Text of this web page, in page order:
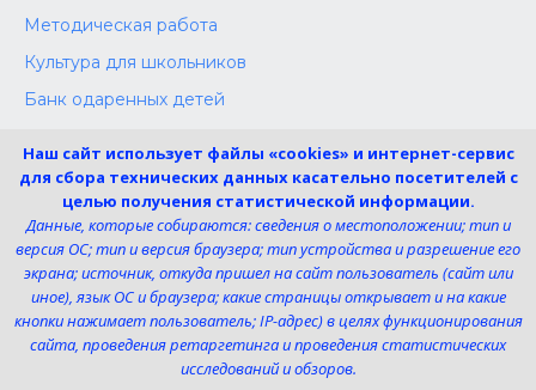
Методическая работа
Культура для школьников
Банк одаренных детей
Независимая оценка
Меры поддержки участников СВО
Телефон:
8 (4725) 240725
Электронная почта:
uk-dshi1@belgov.ru
Наш сайт использует файлы «cookies» и интернет-сервис
для сбора технических данных касательно посетителей с
целью получения статистической информации.
Данные, которые собираются: сведения о местоположении; тип и
версия ОС; тип и версия браузера; тип устройства и разрешение его
экрана; источник, откуда пришел на сайт пользователь (сайт или
иное), язык ОС и браузера; какие страницы открывает и на какие
кнопки нажимает пользователь; IP-адрес) в целях функционирования
сайта, проведения ретаргетинга и проведения статистических
исследований и обзоров.